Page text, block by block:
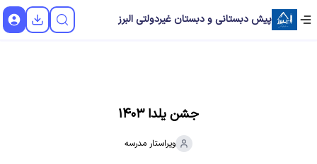
پیش دبستانی و دبستان غیردولتی البرز
جشن یلدا ۱۴۰۳
ویراستار مدرسه